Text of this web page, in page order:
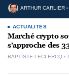
ARTHUR CARLIER
ACTUALITÉS
Marché crypto
s’approche des
BAPTISTE LECLERCQ